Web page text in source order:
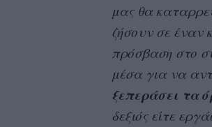
μας θα
ζήσουν σε έναν
πρόσβαση στο
μέσα για να
ξεπεράσει τα
δεξιός είτε